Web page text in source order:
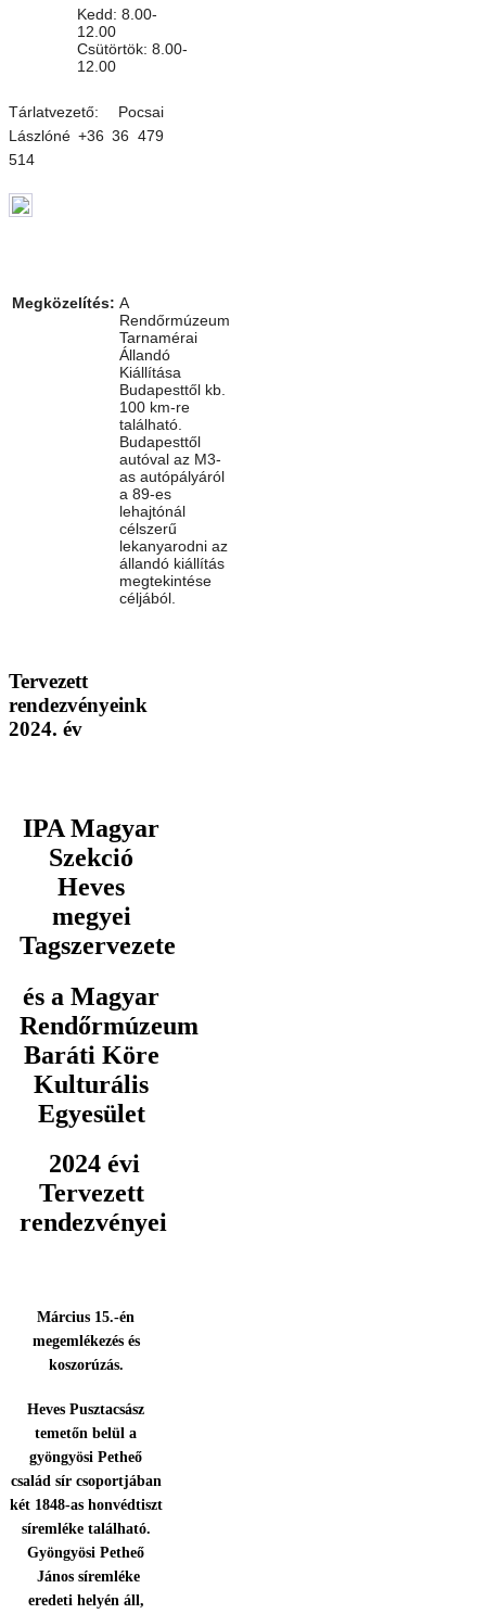
Kedd: 8.00-
12.00
Csütörtök: 8.00-
12.00
Tárlatvezető: Pocsai
Lászlóné +36 36 479
514
Megközelítés: A
Rendőrmúzeum
Tarnamérai
Állandó
Kiállítása
Budapesttől kb.
100 km-re
található.
Budapesttől
autóval az M3-
as autópályáról
a 89-es
lehajtónál
célszerű
lekanyarodni az
állandó kiállítás
megtekintése
céljából.
Tervezett
rendezvényeink
2024. év
IPA Magyar
Szekció
Heves
megyei
Tagszervezete
és a Magyar
Rendőrmúzeum
Baráti Köre
Kulturális
Egyesület
2024 évi
Tervezett
rendezvényei
Március 15.-én
megemlékezés és
koszorúzás.
Heves Pusztacsász
temetőn belül a
gyöngyösi Petheő
család sír csoportjában
két 1848-as honvédtiszt
síremléke található.
Gyöngyösi Petheő
János síremléke
eredeti helyén áll,